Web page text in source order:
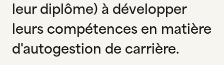
leur diplôme) à développer
leurs compétences en matière
d'autogestion de carrière.